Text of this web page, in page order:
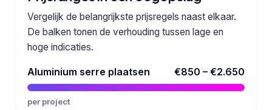
Vergelijk de belangrijkste prijsregels naast elkaar.
De balken tonen de verhouding tussen lage en
hoge indicaties.
Aluminium serre plaatsen €850 – €2.650
per project